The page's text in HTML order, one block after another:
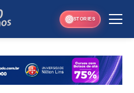
STORIES